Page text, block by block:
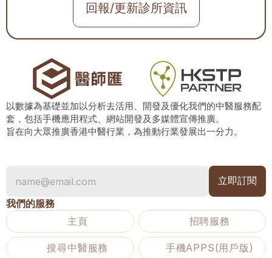
回報/更新診所資訊
以數據為基礎並加以分析去活用、開發及優化我們的中醫服務配
套，包括手機應用程式、網站開發及多媒體宣傳推廣。
旨在向大眾推廣香港中醫行業，為推動行業發展出一分力。
我們的服務
主頁
招聘服務
搜尋中醫服務 手機APPS(用戶版)